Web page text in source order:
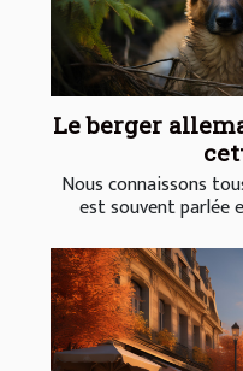
Le berger
Nous connaissons
est souvent parlée